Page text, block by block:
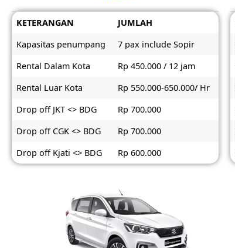
KETERANGAN
JUMLAH
Kapasitas penumpang
7 pax include Sopir
Rental Dalam Kota
Rp 450.000 / 12 jam
Rental Luar Kota
Rp 550.000-650.000/ Hr
Drop off JKT <> BDG
Rp 700.000
Drop off CGK <> BDG
Rp 700.000
Drop off Kjati <> BDG
Rp 600.000